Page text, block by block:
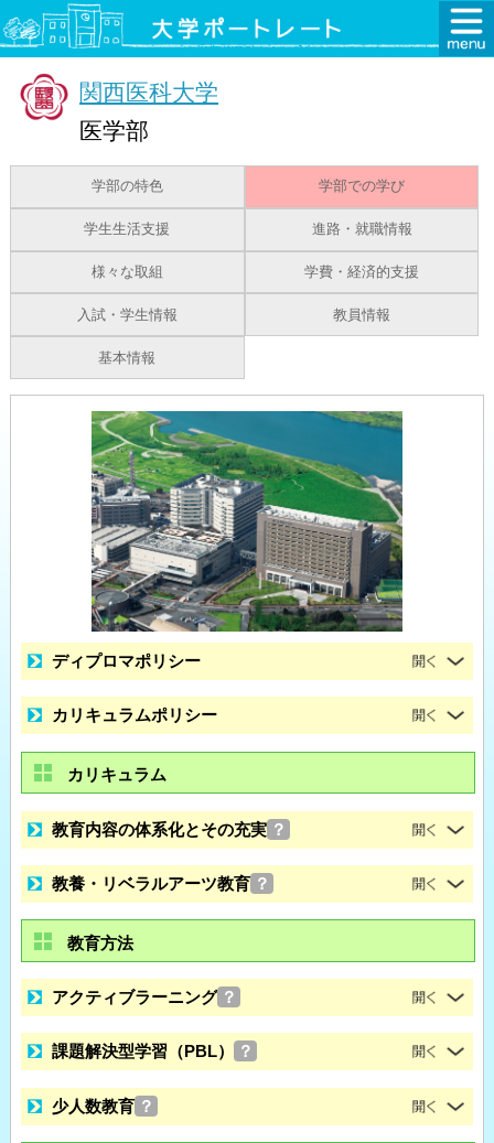
関西医科大学
医学部
学部の特色 学部での学び
学生生活支援 進路・就職情報
様々な取組 学費・経済的支援
入試・学生情報 教員情報
基本情報
ディプロマポリシー
カリキュラムポリシー
カリキュラム
教育内容の体系化とその充実 ？
教養・リベラルアーツ教育 ？
教育方法
アクティブラーニング ？
課題解決型学習（PBL） ？
少人数教育 ？